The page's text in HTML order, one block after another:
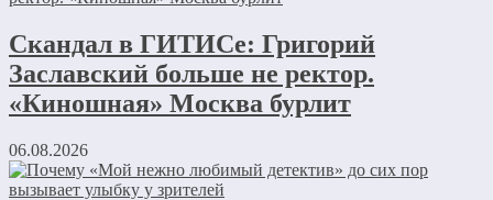
Скандал в ГИТИСе: Григорий
Заславский больше не ректор.
«Киношная» Москва бурлит
06.08.2026